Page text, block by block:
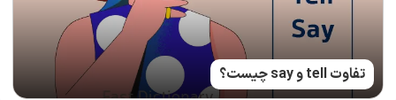
تفاوت tell و say چیست؟